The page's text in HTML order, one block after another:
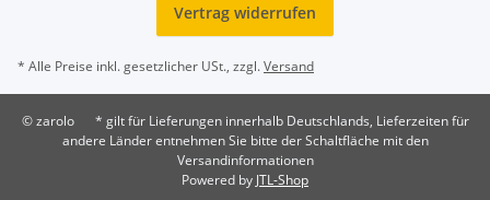
Vertrag widerrufen
* Alle Preise inkl. gesetzlicher USt., zzgl.Versand
© zarolo
* gilt für Lieferungen innerhalb Deutschlands, Lieferzeiten für
andere Länder entnehmen Sie bitte der Schaltfläche mit den
Versandinformationen
Powered by JTL-Shop